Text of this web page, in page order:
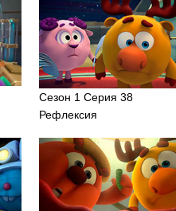
Сезон 1 Серия 38
Рефлексия